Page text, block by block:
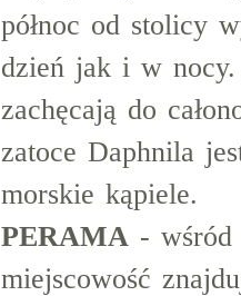
północ od stolicy
dzień jak i w
zachęcają do
zatoce Daphnila
morskie kąpiele.
PERAMA - wśród
miejscowość